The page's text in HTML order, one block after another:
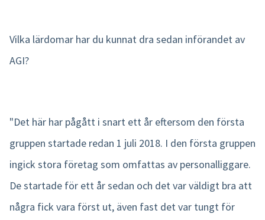
Vilka lärdomar har du kunnat dra sedan införandet av
AGI?
"Det här har pågått i snart ett år eftersom den första
gruppen startade redan 1 juli 2018. I den första gruppen
ingick stora företag som omfattas av personalliggare.
De startade för ett år sedan och det var väldigt bra att
några fick vara först ut, även fast det var tungt för